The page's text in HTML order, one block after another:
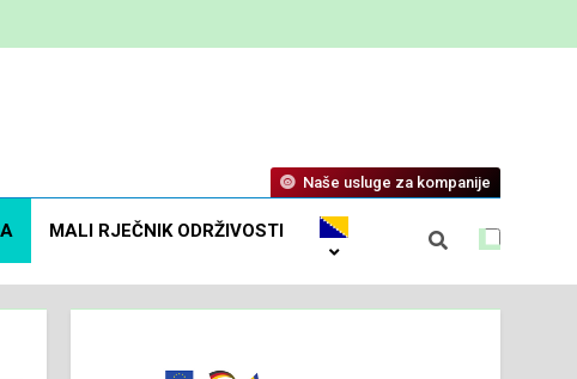
MALI RJEČNIK ODRŽIVOSTI
Naše usluge za kompanije